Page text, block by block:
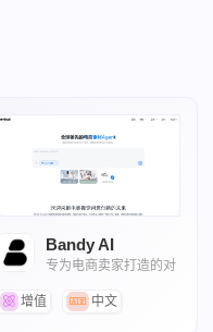
Bandy AI
专为电商卖家打造的对
增值
中文